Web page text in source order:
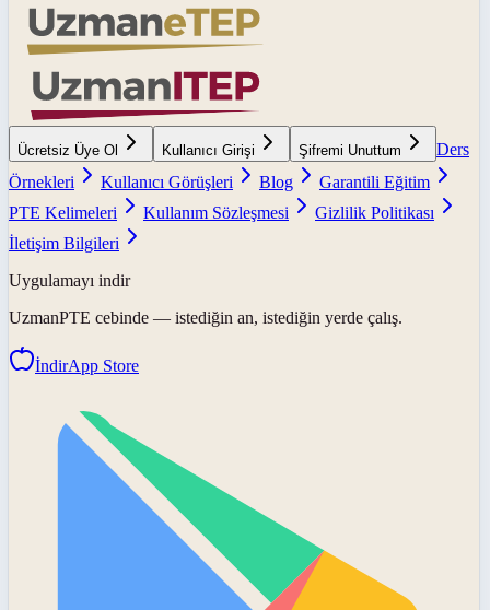
Ücretsiz Üye Ol Kullanıcı Girişi Şifremi Unuttum
Ders
Örnekleri
Kullanıcı Görüşleri Blog
Garantili Eğitim
PTE Kelimeleri
Kullanım Sözleşmesi
Gizlilik Politikası
İletişim Bilgileri
Uygulamayı indir
UzmanPTE cebinde — istediğin an, istediğin yerde çalış.
İndirApp Store